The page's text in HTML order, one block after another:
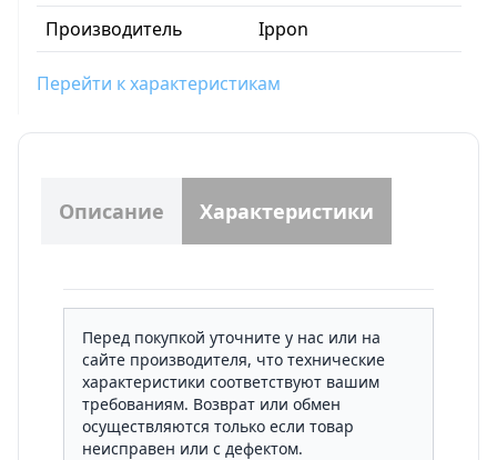
Производитель
Ippon
Перейти к характеристикам
Описание Характеристики
Перед покупкой уточните у нас или на
сайте производителя, что технические
характеристики соответствуют вашим
требованиям. Возврат или обмен
осуществляются только если товар
неисправен или с дефектом.